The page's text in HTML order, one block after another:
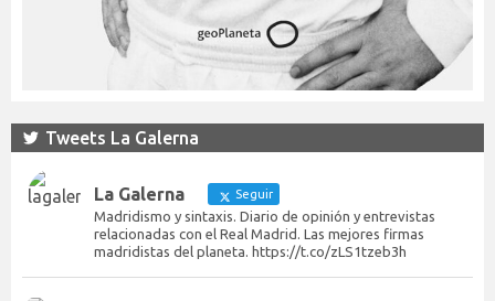
Tweets La Galerna
La Galerna Seguir
Madridismo y sintaxis. Diario de opinión y entrevistas
relacionadas con el Real Madrid. Las mejores firmas
madridistas del planeta. https://t.co/zLS1tzeb3h